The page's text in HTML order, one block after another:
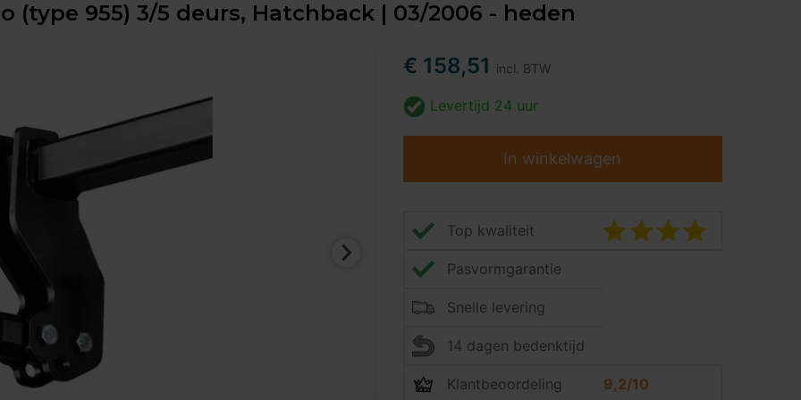
(type 955) 3/5 deurs, Hatchback | 03/2006 - heden
€ 158,51 incl. BTW
Levertijd 24 uur
In winkelwagen
Top kwaliteit
Pasvormgarantie
Snelle levering
14 dagen bedenktijd
Klantbeoordeling 9,2/10